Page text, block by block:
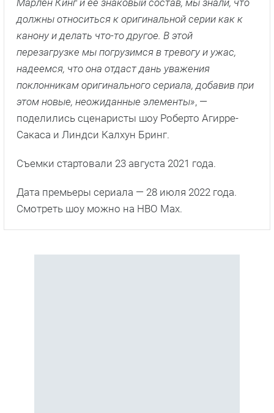
должны относиться к оригинальной серии как к
канону и делать что-то другое. В этой
перезагрузке мы погрузимся в тревогу и ужас,
надеемся, что она отдаст дань уважения
поклонникам оригинального сериала, добавив при
этом новые, неожиданные элементы», —
поделились сценаристы шоу Роберто Агирре-
Сакаса и Линдси Калхун Бринг.
Съемки стартовали 23 августа 2021 года.
Дата премьеры сериала — 28 июля 2022 года.
Смотреть шоу можно на HBO Max.